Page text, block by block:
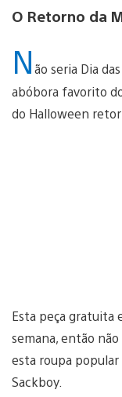
O Retorno da
Não seria Dia
abóbora favorito
do Halloween
Esta peça gratuita
semana, então
esta roupa popular
Sackboy.